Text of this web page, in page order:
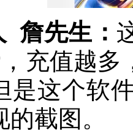
詹先生：
充值越多
是这个软
截图。